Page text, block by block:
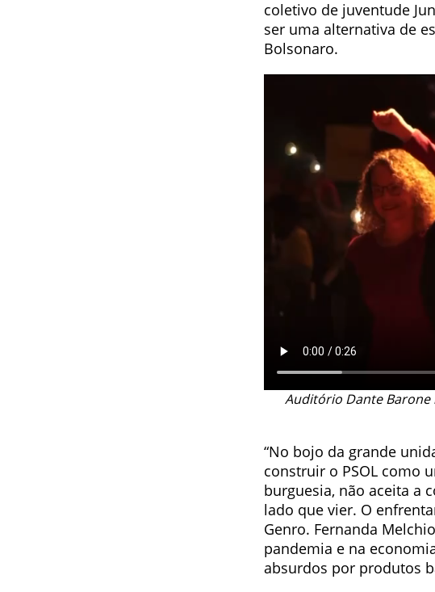
coletivo de juventude
ser uma alternativa de
Bolsonaro.
Auditório Dante
“No bojo da grande
construir o PSOL como
burguesia, não aceita a
lado que vier. O
Genro. Fernanda
pandemia e na
absurdos por produtos